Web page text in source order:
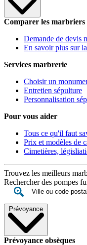
Comparer les marbriers
Demande de devis
En savoir plus sur
Services marbrerie
Choisir un
Entretien sépulture
Personnalisation
Pour vous aider
Tous ce qu'il faut
Prix et modèles de
Cimetières,
Trouvez les meilleurs
Rechercher des pompes
Prévoyance
Prévoyance obsèques